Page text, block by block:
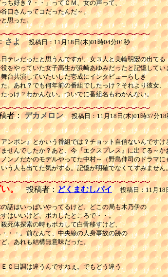
ち好き？・・」ってＣＭ、女の声って、
口さんってコだったんだ～。
思った。
さよ 投稿日：11月18日(木)01時04分01秒
テレだったと思うんですが、女３人と美輪明宏の出てる
をやっていた女子高生が浜崎あゆみだったと記憶してい
台共演していたいしだ壱成にインタビューらしき
。あれ？でも何年前の番組でしたっけ？それより彼女、
っけ？わかんない。ついでに番組名もわかんない。
者： デカメロン投稿日：11月18日(木)01時37分18
ンポン』とかいう番組では？チョット自信ないんですけ
せんでしたか？あと、今『エクスプレス』に出てる～か
ンノだかのモデルやってた中村～（野島伸司のドラマに
う人も出てた気がする。記憶が明確でなくてすみません
。投稿者：どくまむしパイ 投稿日：11月18
話はいっぱいやってるけど、どこの局も木乃伊の
はいいけど、ボカしたところで・・。
死体探索の時もボカして白骨移すけど、
・・。前なんて、中央線の人身事故の跡の
、あれも結構無意味だった。
Ｃ日調は違うんですねぇ。でもどう違う